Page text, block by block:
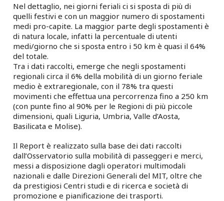
Nel dettaglio, nei giorni feriali ci si sposta di più di
quelli festivi e con un maggior numero di spostamenti
medi pro-capite. La maggior parte degli spostamenti è
di natura locale, infatti la percentuale di utenti
medi/giorno che si sposta entro i 50 km è quasi il 64%
del totale.
Tra i dati raccolti, emerge che negli spostamenti
regionali circa il 6% della mobilità di un giorno feriale
medio è extraregionale, con il 78% tra questi
movimenti che effettua una percorrenza fino a 250 km
(con punte fino al 90% per le Regioni di più piccole
dimensioni, quali Liguria, Umbria, Valle d’Aosta,
Basilicata e Molise).
Il Report è realizzato sulla base dei dati raccolti
dall’Osservatorio sulla mobilità di passeggeri e merci,
messi a disposizione dagli operatori multimodali
nazionali e dalle Direzioni Generali del MIT, oltre che
da prestigiosi Centri studi e di ricerca e società di
promozione e pianificazione dei trasporti.